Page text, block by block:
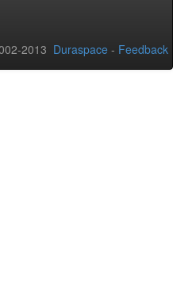
2013 Duraspace - Feedback